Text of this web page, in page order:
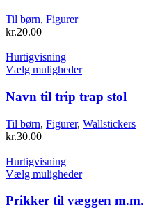
Til børn, Figurer
kr.20.00
Hurtigvisning
Vælg mulighederDette
har
flere
varianter.
Mulighederne
varesiden
Navn til trip trap stol
Til børn, Figurer, Wallstickers
kr.30.00
Hurtigvisning
Vælg mulighederDette
har
flere
Prikker til væggen m.m.